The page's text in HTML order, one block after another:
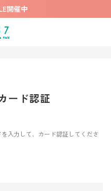
開催中
ード認証
入力して、カード認証してくださ